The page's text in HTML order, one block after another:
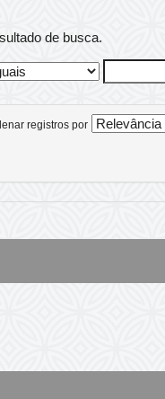
de busca.
registros por